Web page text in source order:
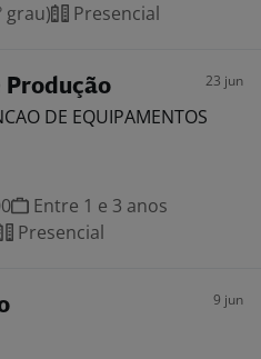
grau)
Presencial
Produção 23 jun
DE EQUIPAMENTOS
Entre 1 e 3 anos
Presencial
9 jun